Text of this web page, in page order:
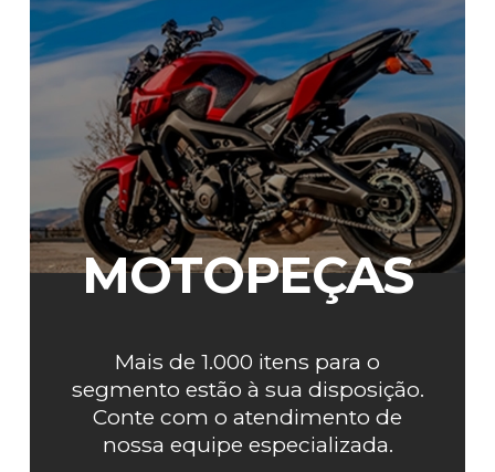
MOTOPEÇAS
Mais de 1.000 itens para o
segmento estão à sua disposição.
Conte com o atendimento de
nossa equipe especializada.